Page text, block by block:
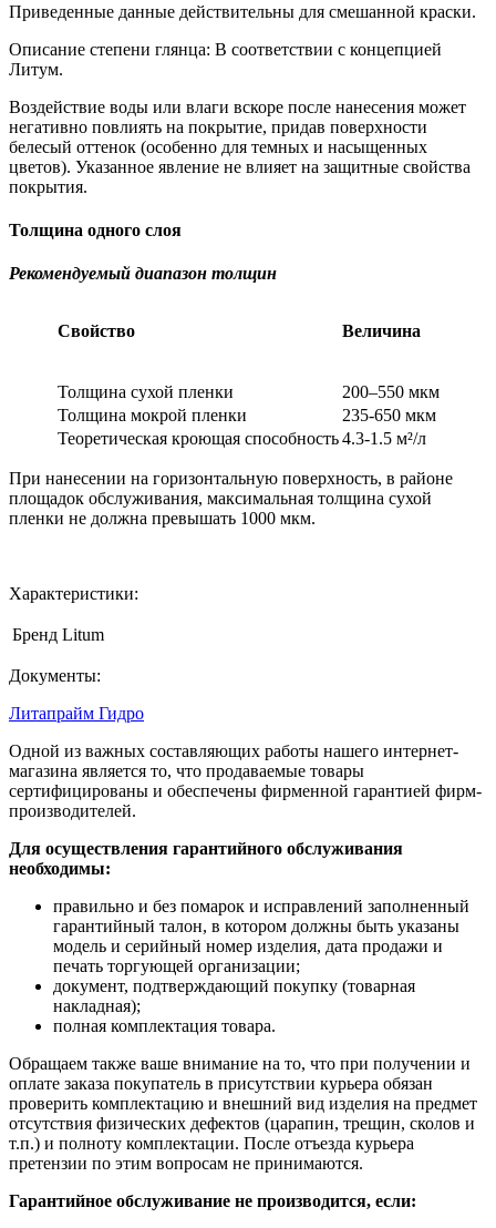
Приведенные данные действительны для смешанной краски.
Описание степени глянца: В соответствии с концепцией
Литум.
Воздействие воды или влаги вскоре после нанесения может
негативно повлиять на покрытие, придав поверхности
белесый оттенок (особенно для темных и насыщенных
цветов). Указанное явление не влияет на защитные свойства
покрытия.
Толщина одного слоя
Рекомендуемый диапазон толщин
Свойство Величина
Толщина сухой пленки
200–550 мкм
Толщина мокрой пленки
235-650 мкм
Теоретическая кроющая способность 4.3-1.5 м²/л
При нанесении на горизонтальную поверхность, в районе
площадок обслуживания, максимальная толщина сухой
пленки не должна превышать 1000 мкм.
Характеристики:
Бренд Litum
Документы:
Литапрайм Гидро
Одной из важных составляющих работы нашего интернет-
магазина является то, что продаваемые товары
сертифицированы и обеспечены фирменной гарантией фирм-
производителей.
Для осуществления гарантийного обслуживания
необходимы:
правильно и без помарок и исправлений заполненный
гарантийный талон, в котором должны быть указаны
модель и серийный номер изделия, дата продажи и
печать торгующей организации;
документ, подтверждающий покупку (товарная
накладная);
полная комплектация товара.
Обращаем также ваше внимание на то, что при получении и
оплате заказа покупатель в присутствии курьера обязан
проверить комплектацию и внешний вид изделия на предмет
отсутствия физических дефектов (царапин, трещин, сколов и
т.п.) и полноту комплектации. После отъезда курьера
претензии по этим вопросам не принимаются.
Гарантийное обслуживание не производится, если: